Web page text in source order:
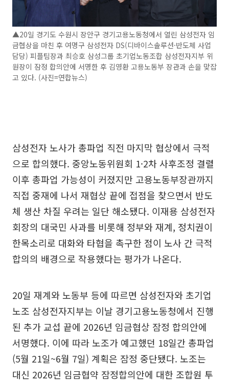
▲20일 경기도 수원시 장안구 경기고용노동청에서 열린 삼성전자 임
금협상을 마친 후 여명구 삼성전자 DS(디바이스솔루션·반도체 사업
담당) 피플팀장과 최승호 삼성그룹 초기업노동조합 삼성전자지부 위
원장이 잠정 합의안에 서명한 후 김영환 고용노동부 장관과 손을 맞잡
고 있다. (사진=연합뉴스)
삼성전자 노사가 총파업 직전 마지막 협상에서 극적
으로 합의했다. 중앙노동위원회 1·2차 사후조정 결렬
이후 총파업 가능성이 커졌지만 고용노동부장관까지
직접 중재에 나서 재협상 끝에 접점을 찾으면서 반도
체 생산 차질 우려는 일단 해소됐다. 이재용 삼성전자
회장의 대국민 사과를 비롯해 정부와 재계, 정치권이
한목소리로 대화와 타협을 촉구한 점이 노사 간 극적
합의의 배경으로 작용했다는 평가가 나온다.
20일 재계와 노동부 등에 따르면 삼성전자와 초기업
노조 삼성전자지부는 이날 경기고용노동청에서 진행
된 추가 교섭 끝에 2026년 임금협상 잠정 합의안에
서명했다. 이에 따라 노조가 예고했던 18일간 총파업
(5월 21일~6월 7일) 계획은 잠정 중단됐다. 노조는
대신 2026년 임금협약 잠정합의안에 대한 조합원 투